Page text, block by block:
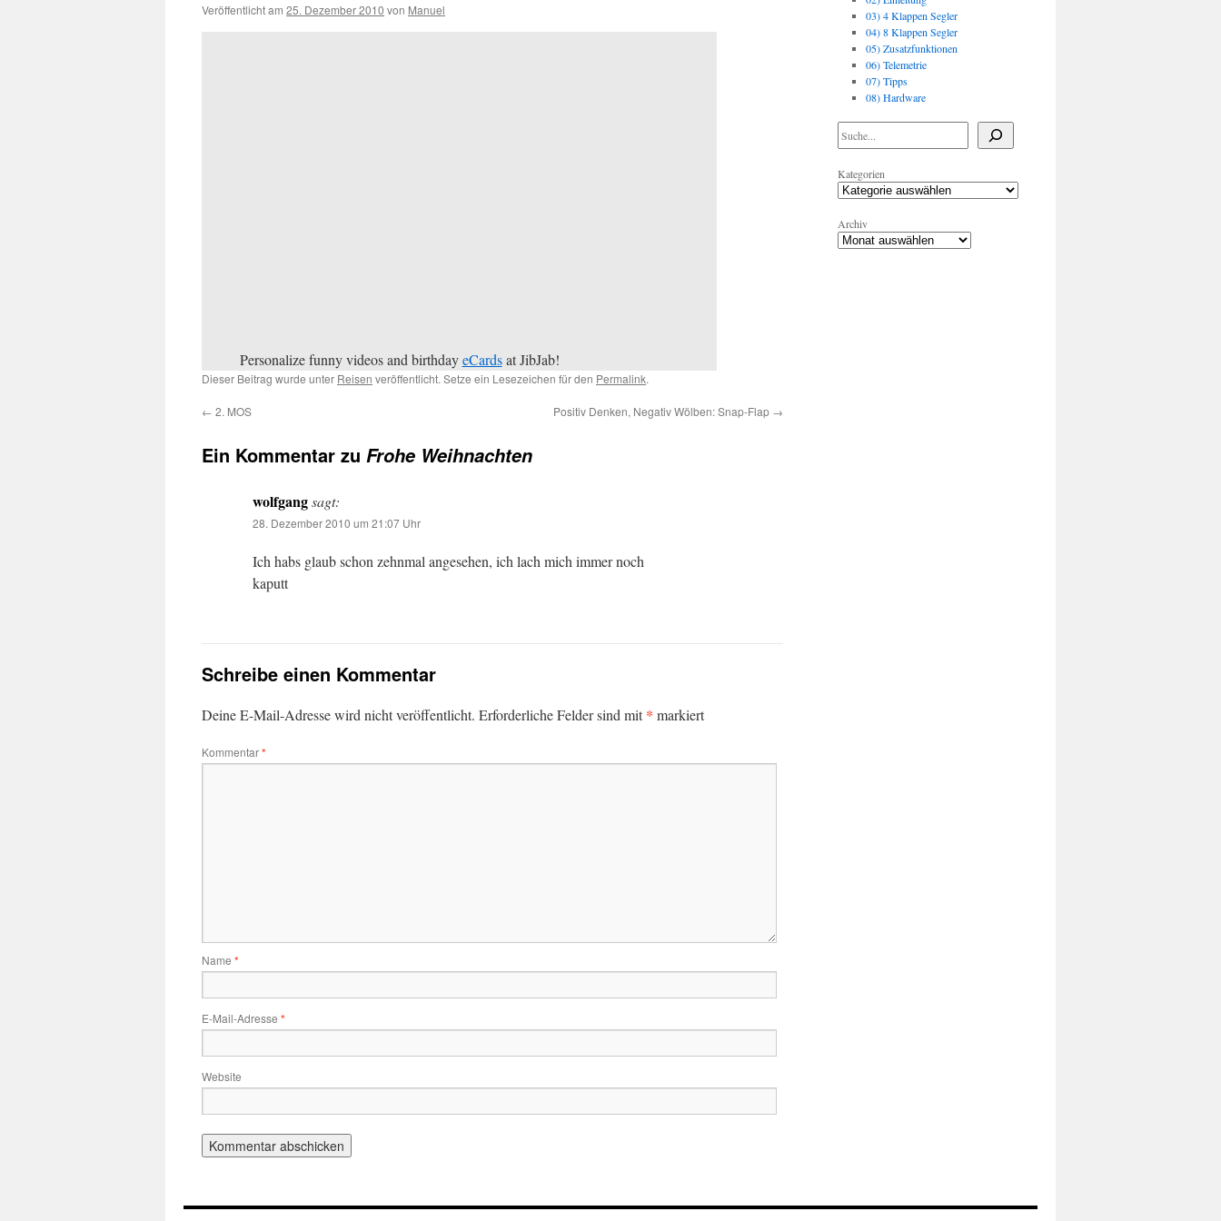
Veröffentlicht am 25. Dezember 2010 von Manuel
Personalize funny videos and birthdayeCardsat JibJab!
Dieser Beitrag wurde unter Reisen veröffentlicht. Setze ein Lesezeichen für den Permalink.
← 2. MOS Positiv Denken, Negativ Wölben: Snap-Flap →
Ein Kommentar zu Frohe Weihnachten
wolfgangsagt:
28. Dezember 2010 um 21:07 Uhr
Ich habs glaub schon zehnmal angesehen, ich lach mich immer noch
kaputt
Schreibe einen Kommentar
Deine E-Mail-Adresse wird nicht veröffentlicht. Erforderliche Felder sind mit* markiert
Kommentar*
Name *
E-Mail-Adresse *
Website
03) 4 Klappen Segler
04) 8 Klappen Segler
05) Zusatzfunktionen
06) Telemetrie
07) Tipps
08) Hardware
Kategorien
Archiv